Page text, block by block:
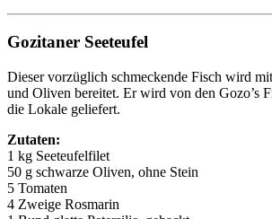
Gozitaner Seeteufel
Dieser vorzüglich schmeckende Fisch wird
und Oliven bereitet. Er wird von den Gozo’s
die Lokale geliefert.
Zutaten:
1 kg Seeteufelfilet
50 g schwarze Oliven, ohne Stein
5 Tomaten
4 Zweige Rosmarin